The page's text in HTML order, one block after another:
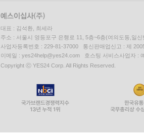
대표 : 김석환, 최세라
주소 : 서울시 영등포구 은행로 11, 5층~6층(여의도동,일신
사업자등록번호 : 229-81-37000 통신판매업신고 : 제
이메일 : yes24help@yes24.com 호스팅 서비스사업자 :
Copyright ⓒ YES24 Corp. All Rights Reserved.